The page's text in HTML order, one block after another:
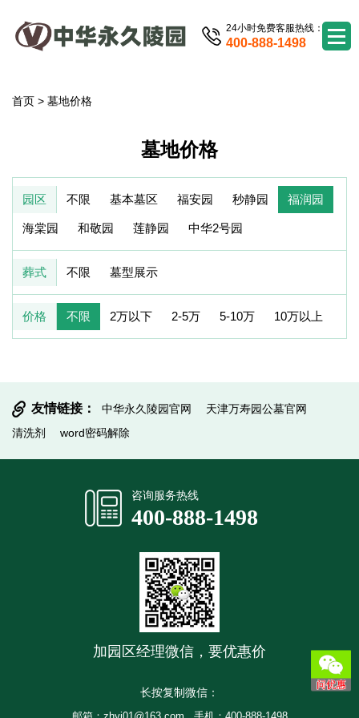
24小时免费客服热线：
400-888-1498
首页 > 墓地价格
墓地价格
园区 不限 基本墓区 福安园 秒静园 福润园
海棠园 和敬园 莲静园 中华2号园
葬式 不限 墓型展示
价格 不限 2万以下 2-5万 5-10万 10万以上
友情链接： 中华永久陵园官网
天津万寿园公墓官网
清洗剂
word密码解除
咨询服务热线
400-888-1498
加园区经理微信，要优惠价
长按复制微信：
提交信息